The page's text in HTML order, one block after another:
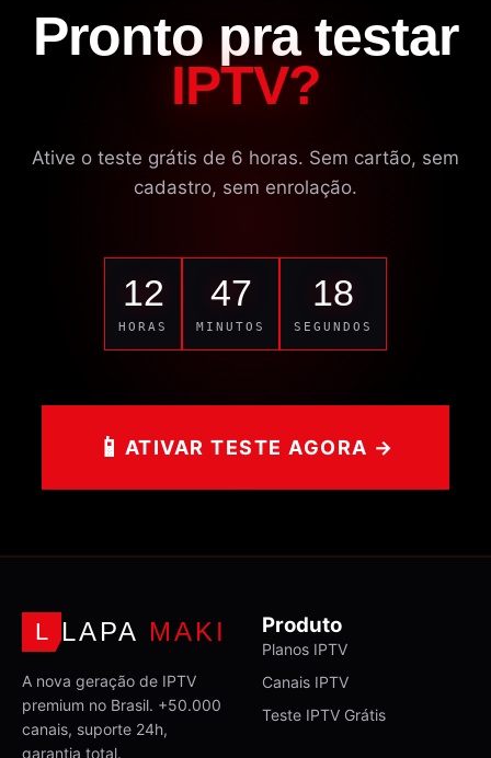
Pronto pra testar
IPTV?
Ative o teste grátis de 6 horas. Sem cartão, sem
cadastro, sem enrolação.
12
HORAS
47
MINUTOS
18
SEGUNDOS
📱 ATIVAR TESTE AGORA →
L LAPA MAKI
A nova geração de IPTV
premium no Brasil. +50.000
canais, suporte 24h,
garantia total.
Produto
Planos IPTV
Canais IPTV
Teste IPTV Grátis